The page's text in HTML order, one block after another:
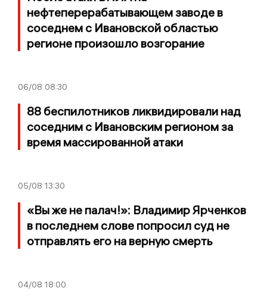
нефтеперерабатывающем заводе в
соседнем с Ивановской областью
регионе произошло возгорание
06/08 08:30
88 беспилотников ликвидировали над
соседним с Ивановским регионом за
время массированной атаки
05/08 13:30
«Вы же не палач!»: Владимир Ярченков
в последнем слове попросил суд не
отправлять его на верную смерть
04/08 18:00